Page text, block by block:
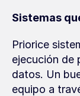
Sistemas
Priorice
ejecución de
datos. Un
equipo a